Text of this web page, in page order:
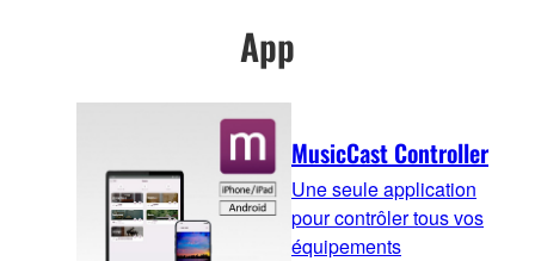
App
MusicCast Controller
Une seule application
pour contrôler tous vos
équipements